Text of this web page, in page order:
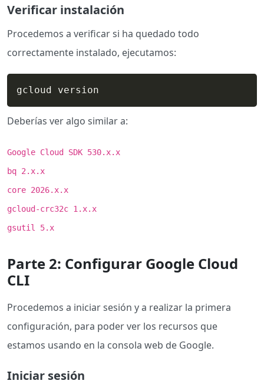
Verificar instalación
Procedemos a verificar si ha quedado todo
correctamente instalado, ejecutamos:
gcloud version
Deberías ver algo similar a:
Google Cloud SDK 530.x.x
bq 2.x.x
core 2026.x.x
gcloud-crc32c 1.x.x
gsutil 5.x
Parte 2: Configurar Google Cloud
CLI
Procedemos a iniciar sesión y a realizar la primera
configuración, para poder ver los recursos que
estamos usando en la consola web de Google.
Iniciar sesión